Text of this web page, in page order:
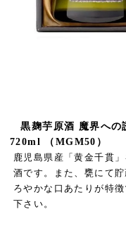
黒麹芋原酒 魔界への
720ml （MGM50）
鹿児島県産「黄金千貫
酒です。また、甕にて
ろやかな口あたりが特
下さい。